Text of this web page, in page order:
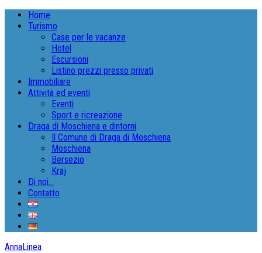
Home
Turismo
Case per le vacanze
Hotel
Escursioni
Listino prezzi presso privati
Immobiliare
Attività ed eventi
Eventi
Sport e ricreazione
Draga di Moschiena e dintorni
Il Comune di Draga di Moschiena
Moschiena
Bersezio
Kraj
Di noi…
Contatto
AnnaLinea